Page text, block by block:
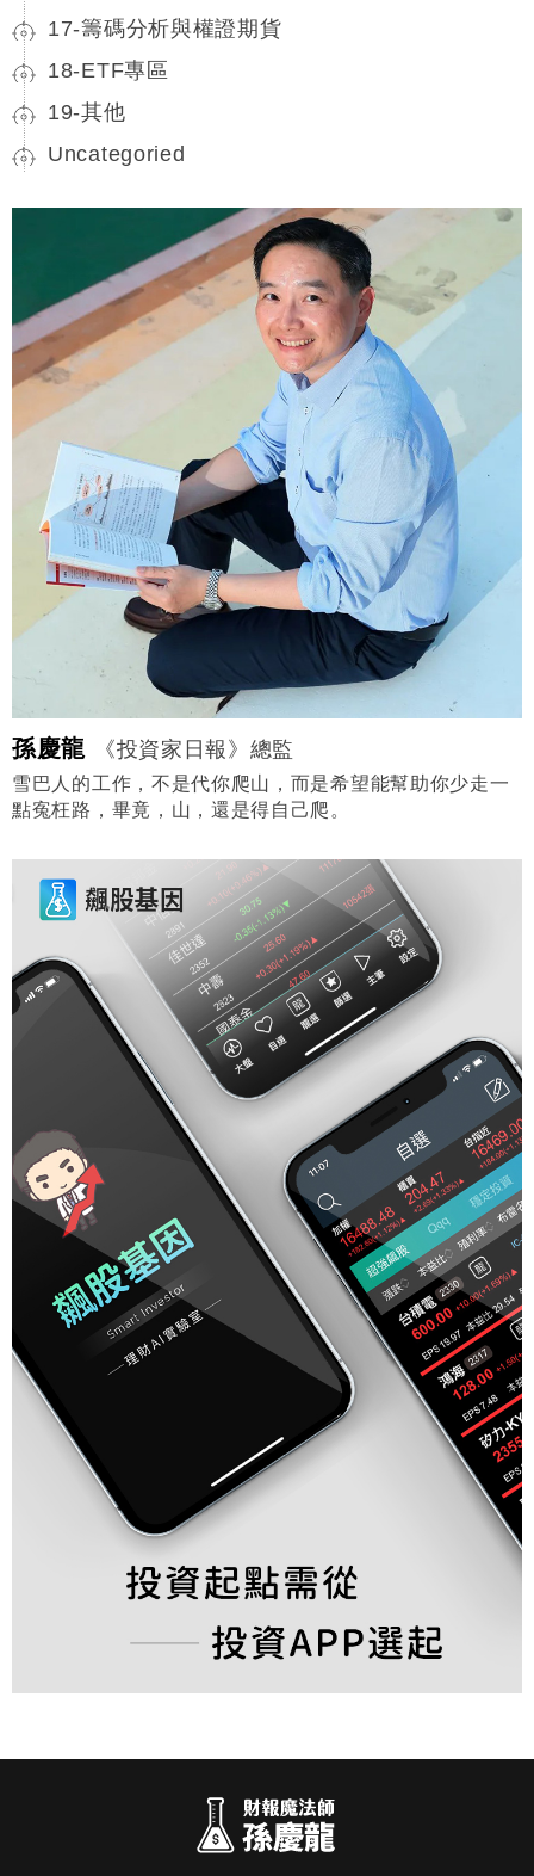
17-籌碼分析與權證期貨
18-ETF專區
19-其他
Uncategoried
孫慶龍 《投資家日報》總監
雪巴人的工作，不是代你爬山，而是希望能幫助你少走一
點寃枉路，畢竟，山，還是得自己爬。